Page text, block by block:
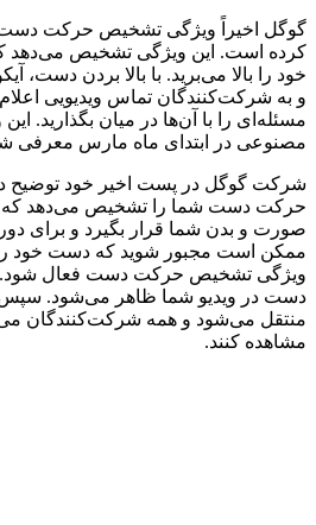
گوگل اخیراً ویژگی تشخیص حرکت دست
کرده است. این ویژگی تشخیص می‌دهد
خود را بالا می‌برید. با بالا بردن
و به شرکت‌کنندگان تماس ویدیویی
مسئله‌ای را با آن‌ها در میان بگذارید.
مصنوعی در ابتدای ماه مارس معرفی
شرکت گوگل در پست اخیر خود توضیح
حرکت دست شما را تشخیص می‌دهد که
صورت و بدن شما قرار بگیرد و برای
ممکن است مجبور شوید که دست خود را
ویژگی تشخیص حرکت دست فعال شود.
دست در ویدیو شما ظاهر می‌شود. سپس
منتقل می‌شود و همه شرکت‌کنندگان
مشاهده کنند.